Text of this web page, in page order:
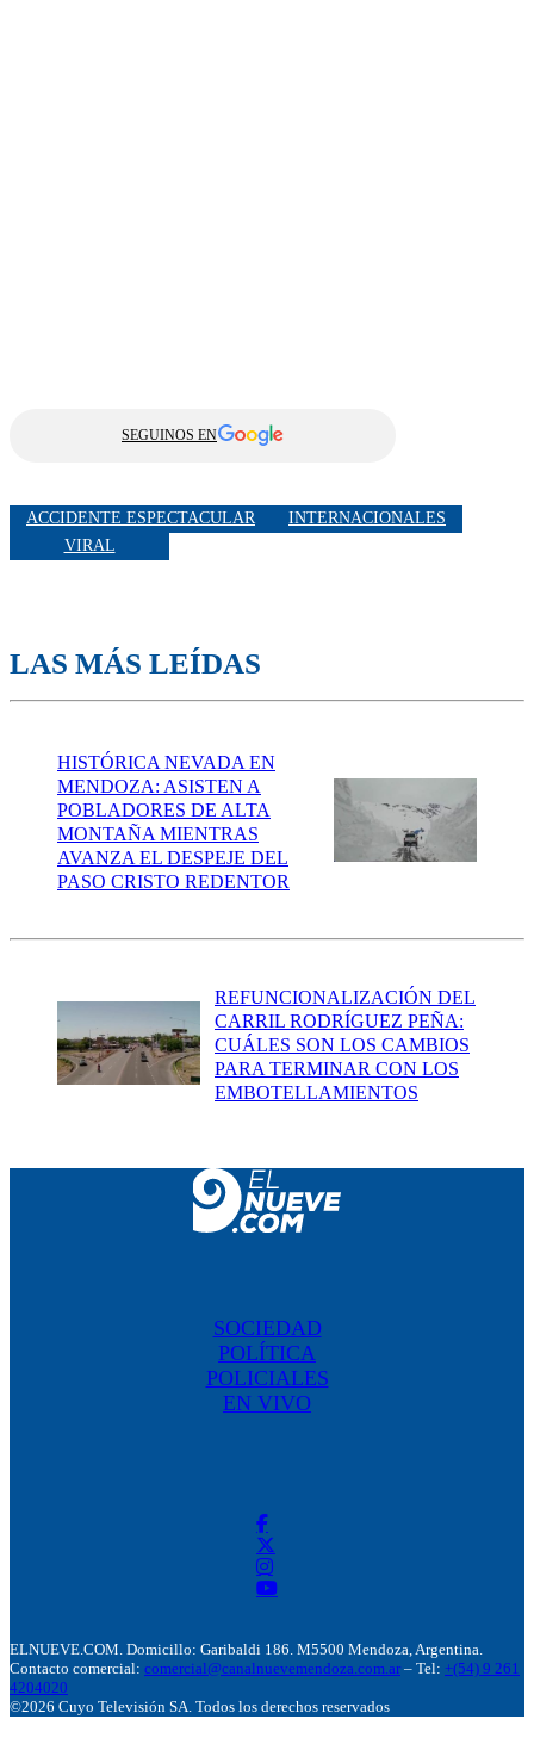
SEGUINOS EN
ACCIDENTE ESPECTACULAR
INTERNACIONALES
VIRAL
LAS MÁS LEÍDAS
HISTÓRICA NEVADA EN
MENDOZA: ASISTEN A
POBLADORES DE ALTA
MONTAÑA MIENTRAS
AVANZA EL DESPEJE DEL
PASO CRISTO REDENTOR
REFUNCIONALIZACIÓN DEL
CARRIL RODRÍGUEZ PEÑA:
CUÁLES SON LOS CAMBIOS
PARA TERMINAR CON LOS
EMBOTELLAMIENTOS
SOCIEDAD
POLÍTICA
POLICIALES
EN VIVO
ELNUEVE.COM. Domicillo: Garibaldi 186. M5500 Mendoza, Argentina.
Contacto comercial: comercial@canalnuevemendoza.com.ar – Tel: +(54) 9 261
4204020
©2026 Cuyo Televisión SA. Todos los derechos reservados